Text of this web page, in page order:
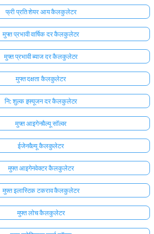
फ्री प्रति शेयर आय कैलकुलेटर
मुफ्त प्रभावी वार्षिक दर कैलकुलेटर
मुफ्त प्रभावी ब्याज दर कैलकुलेटर
मुफ्त दक्षता कैलकुलेटर
नि: शुल्क इफ्यूजन दर कैलकुलेटर
मुफ्त आइगेनवैल्यू सॉल्वर
ईजेनवैल्यू कैलकुलेटर
मुफ्त आइगेनवेक्टर कैलकुलेटर
मुफ्त इलास्टिक टकराव कैलकुलेटर
मुफ्त लोच कैलकुलेटर